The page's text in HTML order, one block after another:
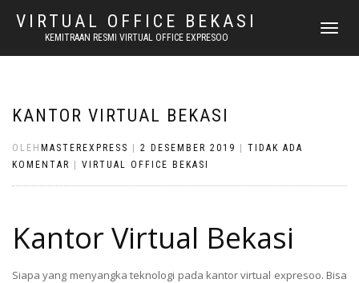
VIRTUAL OFFICE BEKASI
KEMITRAAN RESMI VIRTUAL OFFICE EXPRESOO
NAVIGASI
KANTOR VIRTUAL BEKASI
OLEH MASTEREXPRESS 2 DESEMBER 2019
TIDAK ADA
KOMENTAR
VIRTUAL OFFICE BEKASI
Kantor Virtual Bekasi
Siapa yang menyangka teknologi pada kantor virtual expresoo. Bisa